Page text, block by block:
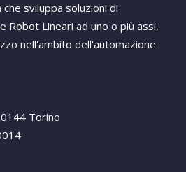
sviluppa soluzioni di
Robot Lineari ad uno o più assi,
nell'ambito dell'automazione
Torino